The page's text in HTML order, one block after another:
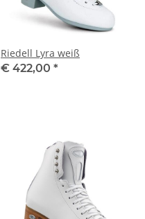
Riedell Lyra weiß
€ 422,00 *